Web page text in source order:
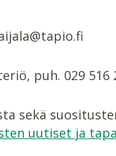
puh. 029 516
sekä
uutiset ja